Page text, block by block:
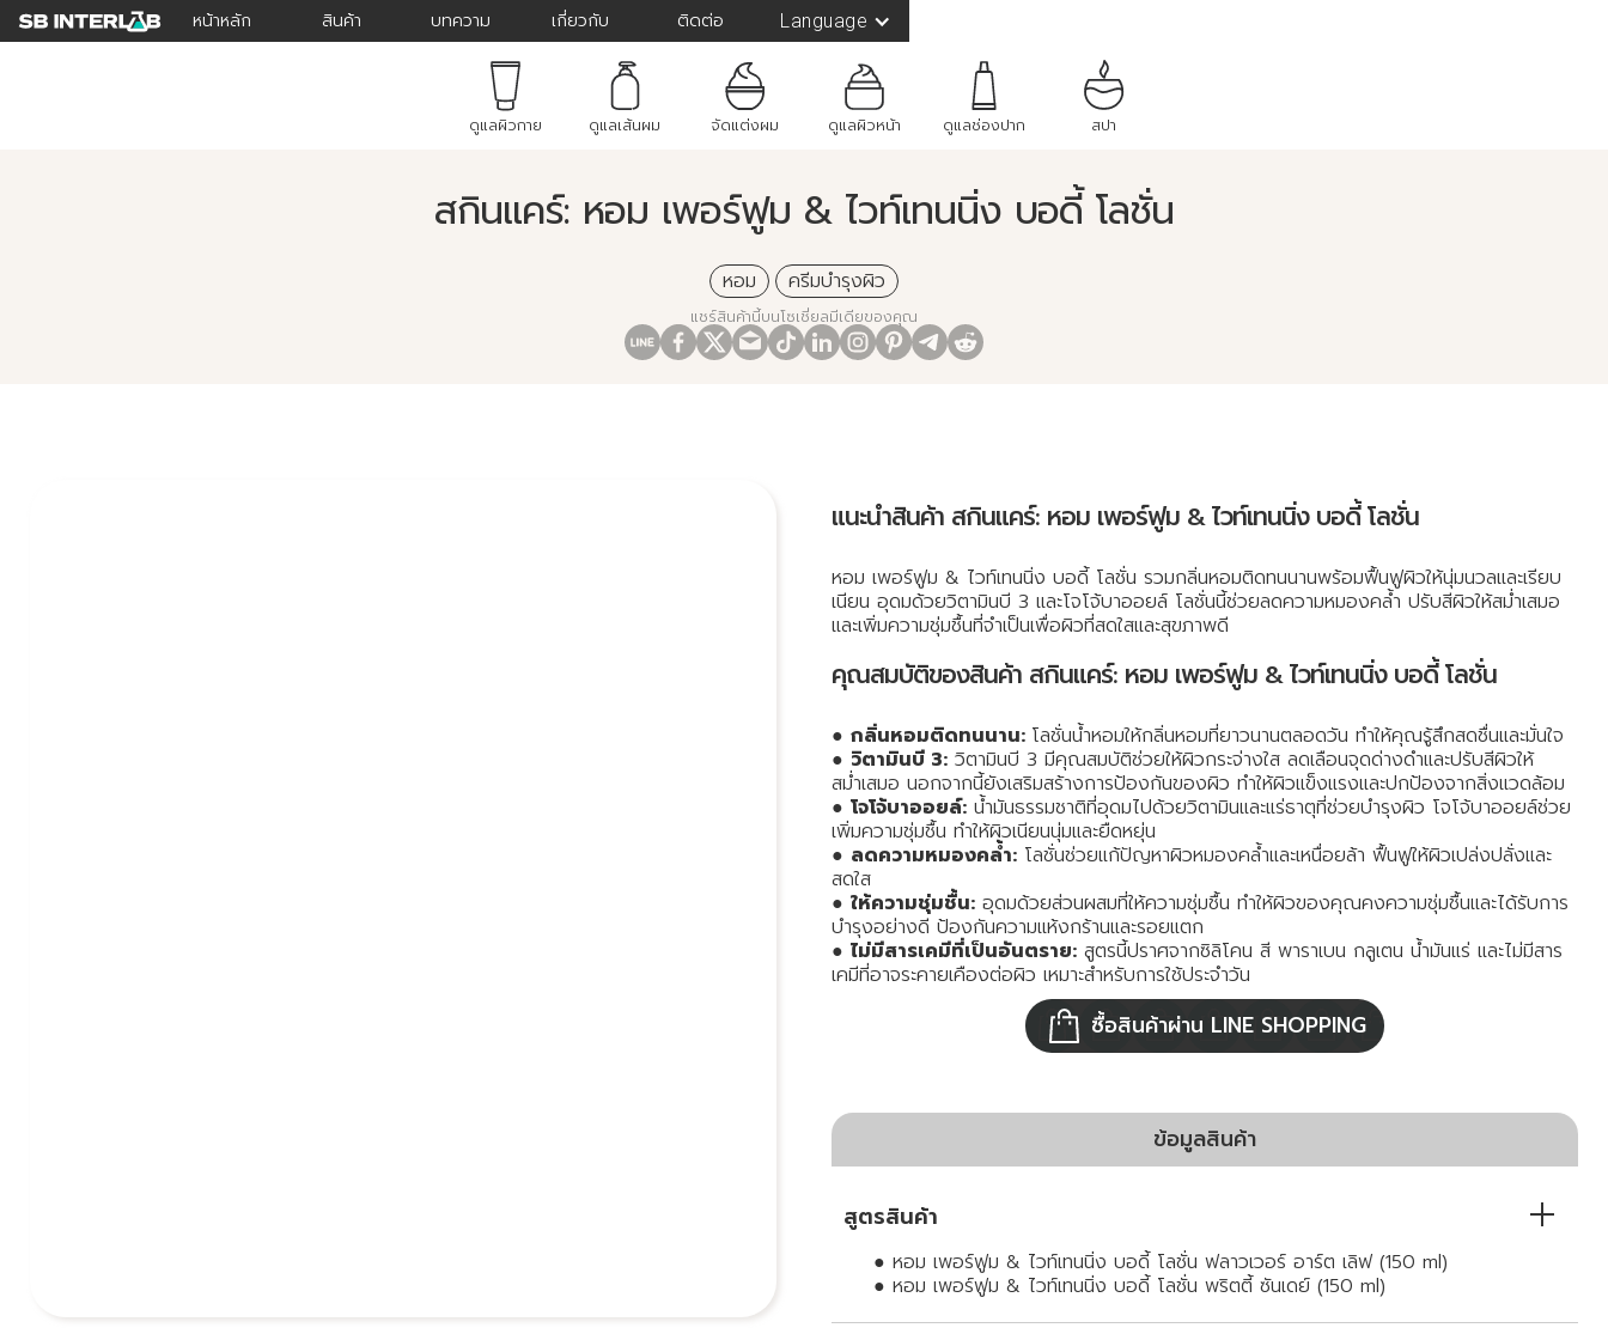
หน้าหลัก สินค้า บทความ เกี่ยวกับ ติดต่อ Language
ดูแลผิวกาย ดูแลเส้นผม จัดแต่งผม ดูแลผิวหน้า ดูแลช่องปาก สปา
สกินแคร์: หอม เพอร์ฟูม & ไวท์เทนนิ่ง บอดี้ โลชั่น
หอม ครีมบำรุงผิว
แชร์สินค้านี้บนโซเชี่ยลมีเดียของคุณ
แนะนำสินค้า สกินแคร์: หอม เพอร์ฟูม & ไวท์เทนนิ่ง บอดี้ โลชั่น
หอม เพอร์ฟูม & ไวท์เทนนิ่ง บอดี้ โลชั่น รวมกลิ่นหอมติดทนนานพร้อมฟื้นฟูผิวให้นุ่มนวลและเรียบ
เนียน อุดมด้วยวิตามินบี 3 และโจโจ้บาออยล์ โลชั่นนี้ช่วยลดความหมองคล้ำ ปรับสีผิวให้สม่ำเสมอ
และเพิ่มความชุ่มชื้นที่จำเป็นเพื่อผิวที่สดใสและสุขภาพดี
คุณสมบัติของสินค้า สกินแคร์: หอม เพอร์ฟูม & ไวท์เทนนิ่ง บอดี้ โลชั่น
● กลิ่นหอมติดทนนาน: โลชั่นน้ำหอมให้กลิ่นหอมที่ยาวนานตลอดวัน ทำให้คุณรู้สึกสดชื่นและมั่นใจ
● วิตามินบี 3: วิตามินบี 3 มีคุณสมบัติช่วยให้ผิวกระจ่างใส ลดเลือนจุดด่างดำและปรับสีผิวให้
สม่ำเสมอ นอกจากนี้ยังเสริมสร้างการป้องกันของผิว ทำให้ผิวแข็งแรงและปกป้องจากสิ่งแวดล้อม
● โจโจ้บาออยล์: น้ำมันธรรมชาติที่อุดมไปด้วยวิตามินและแร่ธาตุที่ช่วยบำรุงผิว โจโจ้บาออยล์ช่วย
เพิ่มความชุ่มชื้น ทำให้ผิวเนียนนุ่มและยืดหยุ่น
● ลดความหมองคล้ำ: โลชั่นช่วยแก้ปัญหาผิวหมองคล้ำและเหนื่อยล้า ฟื้นฟูให้ผิวเปล่งปลั่งและ
สดใส
● ให้ความชุ่มชื้น: อุดมด้วยส่วนผสมที่ให้ความชุ่มชื้น ทำให้ผิวของคุณคงความชุ่มชื้นและได้รับการ
บำรุงอย่างดี ป้องกันความแห้งกร้านและรอยแตก
● ไม่มีสารเคมีที่เป็นอันตราย: สูตรนี้ปราศจากซิลิโคน สี พาราเบน กลูเตน น้ำมันแร่ และไม่มีสาร
เคมีที่อาจระคายเคืองต่อผิว เหมาะสำหรับการใช้ประจำวัน
ซื้อสินค้าผ่าน LINE SHOPPING
ข้อมูลสินค้า
สูตรสินค้า
● หอม เพอร์ฟูม & ไวท์เทนนิ่ง บอดี้ โลชั่น ฟลาวเวอร์ อาร์ต เลิฟ (150 ml)
● หอม เพอร์ฟูม & ไวท์เทนนิ่ง บอดี้ โลชั่น พริตตี้ ซันเดย์ (150 ml)